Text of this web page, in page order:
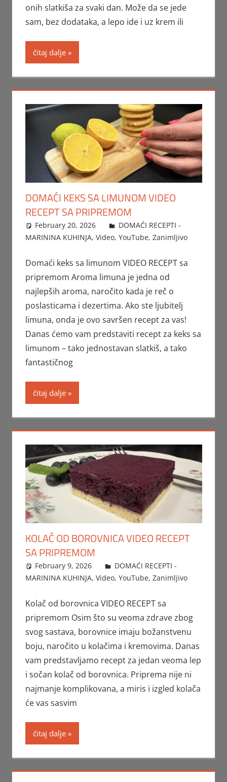
onih slatkiša za svaki dan. Može da se jede
sam, bez dodataka, a lepo ide i uz krem ili
čitaj dalje
DOMAĆI KEKS SA LIMUNOM VIDEO
RECEPT SA PRIPREMOM
February 20, 2026 FTorgAdmin
DOMAĆI RECEPTI -
MARININA KUHINJA, Video, YouTube, Zanimljivo
Domaći keks sa limunom VIDEO RECEPT sa
pripremom Aroma limuna je jedna od
najlepših aroma, naročito kada je reč o
poslasticama i dezertima. Ako ste ljubitelj
limuna, onda je ovo savršen recept za vas!
Danas ćemo vam predstaviti recept za keks sa
limunom – tako jednostavan slatkiš, a tako
fantastičnog
čitaj dalje
KOLAČ OD BOROVNICA VIDEO RECEPT
SA PRIPREMOM
February 9, 2026 FTorgAdmin
DOMAĆI RECEPTI -
MARININA KUHINJA, Video, YouTube, Zanimljivo
Kolač od borovnica VIDEO RECEPT sa
pripremom Osim što su veoma zdrave zbog
svog sastava, borovnice imaju božanstvenu
boju, naročito u kolačima i kremovima. Danas
vam predstavljamo recept za jedan veoma lep
i sočan kolač od borovnica. Priprema nije ni
najmanje komplikovana, a miris i izgled kolača
će vas sasvim
čitaj dalje